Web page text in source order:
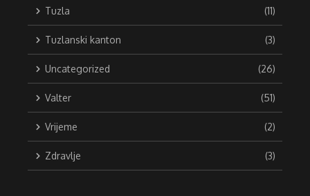
Tuzla (11)
Tuzlanski kanton (3)
Uncategorized (26)
Valter (51)
Vrijeme (2)
Zdravlje (3)